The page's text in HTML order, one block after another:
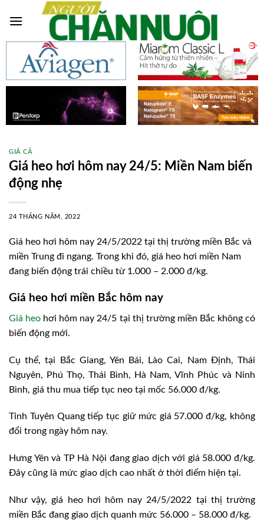
GIÁ CẢ
Giá heo hơi hôm nay 24/5: Miền Nam biến
động nhẹ
24 THÁNG NĂM, 2022
Giá heo hơi hôm nay 24/5/2022 tại thị trường miền Bắc và
miền Trung đi ngang. Trong khi đó, giá heo hơi miền Nam
đang biến động trái chiều từ 1.000 – 2.000 đ/kg.
Giá heo hơi miền Bắc hôm nay
Giá heo hơi hôm nay 24/5 tại thị trường miền Bắc không có
biến động mới.
Cụ thể, tại Bắc Giang, Yên Bái, Lào Cai, Nam Định, Thái
Nguyên, Phú Thọ, Thái Bình, Hà Nam, Vĩnh Phúc và Ninh
Bình, giá thu mua tiếp tục neo tại mốc 56.000 đ/kg.
Tỉnh Tuyên Quang tiếp tục giữ mức giá 57.000 đ/kg, không
đổi trong ngày hôm nay.
Hưng Yên và TP Hà Nội đang giao dịch với giá 58.000 đ/kg.
Đây cũng là mức giao dịch cao nhất ở thời điểm hiện tại.
Như vậy, giá heo hơi hôm nay 24/5/2022 tại thị trường
miền Bắc đang giao dịch quanh mức 56.000 – 58.000 đ/kg.